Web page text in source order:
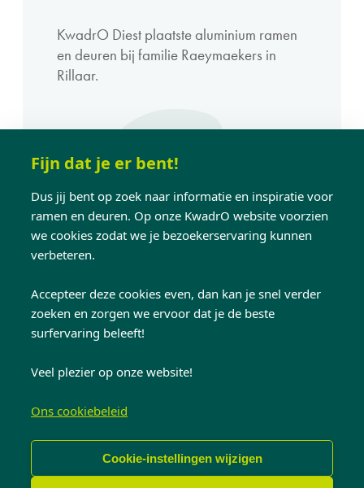
Fijn dat je er bent!
Dus jij bent op zoek naar informatie en inspiratie voor
ramen en deuren. Op onze KwadrO website voorzien
we cookies zodat we je bezoekerservaring kunnen
verbeteren.
Accepteer deze cookies even, dan kan je snel verder
zoeken en zorgen we ervoor dat je de beste
surfervaring beleeft!
Veel plezier op onze website!
Ons cookiebeleid
Cookie-instellingen wijzigen
KwadrO Diest plaatste aluminium ramen
en deuren bij familie Raeymaekers in
Rillaar.
We waren meteen weg van het profiel van
de steellook ramen tijdens ons bezoek aan
de showroom. De verkoper heeft uitgebreid
de tijd genomen om alles te laten zien en
de verschillende mogelijkheden te
bespreken. We zijn zeer tevreden met de
opgefriste en modernere look van onze
fermette!
FAMILIE RAEYMAEKERS - GEERAERTS
Ontdek meer van